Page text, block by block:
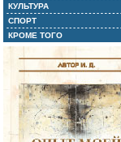
КУЛЬТУРА
СПОРТ
КРОМЕ ТОГО